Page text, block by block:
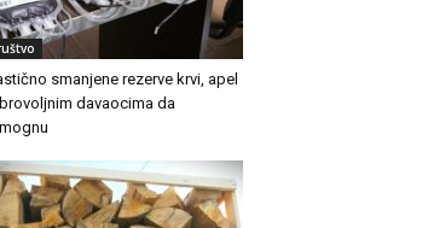
smanjene rezerve krvi, apel
davaocima da